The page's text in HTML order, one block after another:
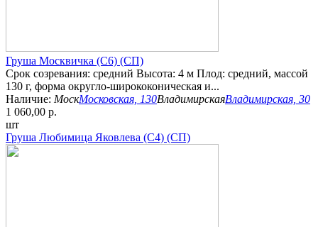
Груша Москвичка (С6) (СП)
Срок созревания: средний Высота: 4 м Плод: средний, массой
130 г, форма округло-ширококоническая и...
Наличие: МоскМосковская, 130ВладимирскаяВладимирская, 30
1 060,00 р.
шт
Груша Любимица Яковлева (С4) (СП)